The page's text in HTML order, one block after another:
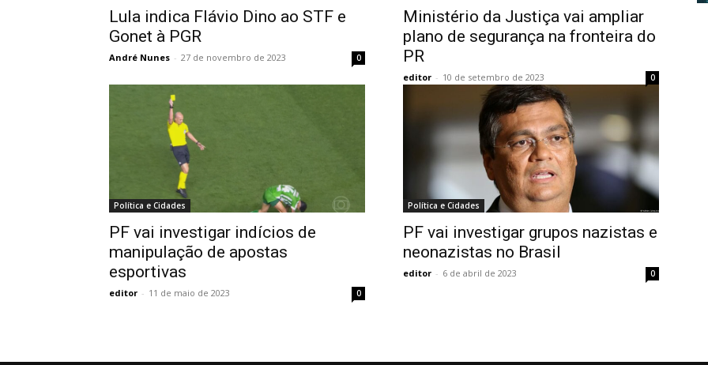
Lula indica Flávio Dino ao STF e
Gonet à PGR
André Nunes - 27 de novembro de 2023 0
Ministério da Justiça vai ampliar
plano de segurança na fronteira do
PR
editor - 10 de setembro de 2023 0
Política e Cidades
PF vai investigar indícios de
manipulação de apostas
esportivas
editor - 11 de maio de 2023 0
Política e Cidades
PF vai investigar grupos nazistas e
neonazistas no Brasil
editor - 6 de abril de 2023 0